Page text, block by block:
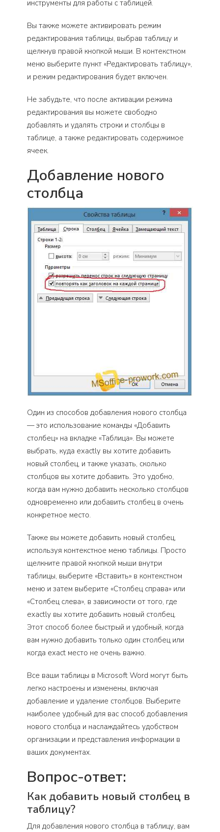
инструменты для работы с таблицей.
Вы также можете активировать режим
редактирования таблицы, выбрав таблицу и
щелкнув правой кнопкой мыши. В контекстном
меню выберите пункт «Редактировать таблицу»,
и режим редактирования будет включен.
Не забудьте, что после активации режима
редактирования вы можете свободно
добавлять и удалять строки и столбцы в
таблице, а также редактировать содержимое
ячеек.
Добавление нового
столбца
Один из способов добавления нового столбца
— это использование команды «Добавить
столбец» на вкладке «Таблица». Вы можете
выбрать, куда exactly вы хотите добавить
новый столбец, и также указать, сколько
столбцов вы хотите добавить. Это удобно,
когда вам нужно добавить несколько столбцов
одновременно или добавить столбец в очень
конкретное место.
Также вы можете добавить новый столбец,
используя контекстное меню таблицы. Просто
щелкните правой кнопкой мыши внутри
таблицы, выберите «Вставить» в контекстном
меню и затем выберите «Столбец справа» или
«Столбец слева», в зависимости от того, где
exactly вы хотите добавить новый столбец.
Этот способ более быстрый и удобный, когда
вам нужно добавить только один столбец или
когда exact место не очень важно.
Все ваши таблицы в Microsoft Word могут быть
легко настроены и изменены, включая
добавление и удаление столбцов. Выберите
наиболее удобный для вас способ добавления
нового столбца и наслаждайтесь удобством
организации и представления информации в
ваших документах.
Вопрос-ответ:
Как добавить новый столбец в
таблицу?
Для добавления нового столбца в таблицу, вам